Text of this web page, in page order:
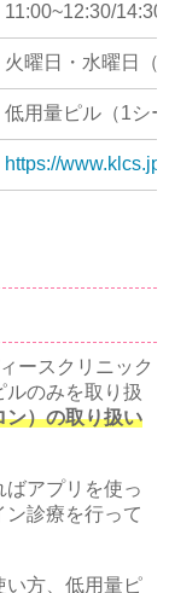
11:00~12:30/
火曜日・水曜日（
低用量ピル（1シ
https://www.klcs.jp/
ースクリニック
のみを取り扱
ン）の取り扱い
アプリを使っ
診療を行って
い方、低用量ピ